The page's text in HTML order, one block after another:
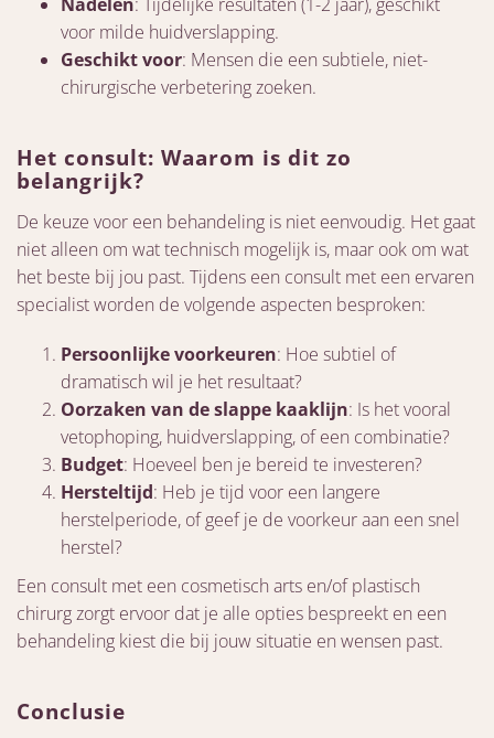
voor milde huidverslapping.
Geschikt voor: Mensen die een subtiele, niet-
chirurgische verbetering zoeken.
Het consult: Waarom is dit zo
belangrijk?
De keuze voor een behandeling is niet eenvoudig. Het gaat
niet alleen om wat technisch mogelijk is, maar ook om wat
het beste bij jou past. Tijdens een consult met een ervaren
specialist worden de volgende aspecten besproken:
Persoonlijke voorkeuren: Hoe subtiel of
dramatisch wil je het resultaat?
Oorzaken van de slappe kaaklijn: Is het vooral
vetophoping, huidverslapping, of een combinatie?
Budget: Hoeveel ben je bereid te investeren?
Hersteltijd: Heb je tijd voor een langere
herstelperiode, of geef je de voorkeur aan een snel
herstel?
Een consult met een cosmetisch arts en/of plastisch
chirurg zorgt ervoor dat je alle opties bespreekt en een
behandeling kiest die bij jouw situatie en wensen past.
Conclusie